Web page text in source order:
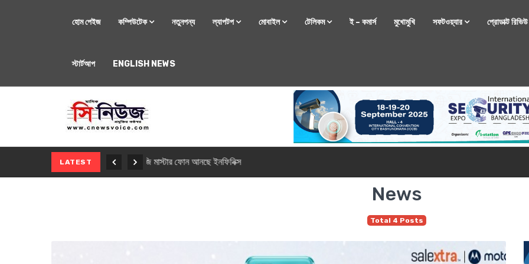
হোম পেইজ কম্পিউটেক নতুনপন্য ল্যাপটপ মোবাইল টেলিকম ই – কমার্স মুখোমুখি সফটওয়্যার প্রোডাক্ট রিভিউ
স্টার্টআপ ENGLISH NEWS
LATEST মোবাইল নতুন সি-সিরিজ স্মার্টফোন নিয়ে আসছে রিয়েলমি
News
Total 4 Posts